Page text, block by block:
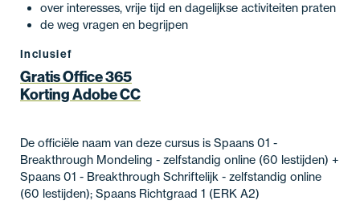
over interesses, vrije tijd en dagelijkse activiteiten praten
de weg vragen en begrijpen
Inclusief
Gratis Office 365
Korting Adobe CC
De officiële naam van deze cursus is Spaans 01 -
Breakthrough Mondeling - zelfstandig online (60 lestijden) +
Spaans 01 - Breakthrough Schriftelijk - zelfstandig online
(60 lestijden); Spaans Richtgraad 1 (ERK A2)